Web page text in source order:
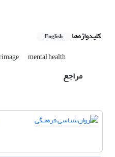
کلیدواژه‌ها English
mental health
مراجع